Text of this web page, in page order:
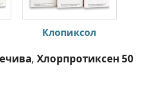
Клопиксол
, Хлорпротиксен 50